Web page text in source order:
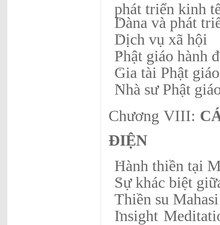
phát triển kinh
Dàna và phát
Dịch vụ xã hội
Phật giáo hành
Gia tài Phật
Nhà sư Phật
Chương VIII:
ĐIỆN
Hành thiền tại
Sự khác biệt
Thiền su
Insight